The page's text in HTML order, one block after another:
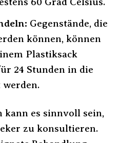
Gegenstände, die
können, können
Plastiksack
24 Stunden in die
kann es sinnvoll sein,
zu konsultieren.